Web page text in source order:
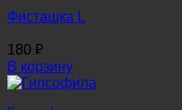
Фисташка L
180 ₽
В корзину